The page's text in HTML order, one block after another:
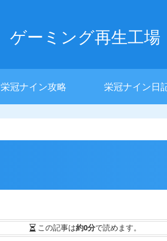
ゲーミング再生工場
栄冠ナイン攻略 栄冠ナイン日
この記事は約0分で読めます。